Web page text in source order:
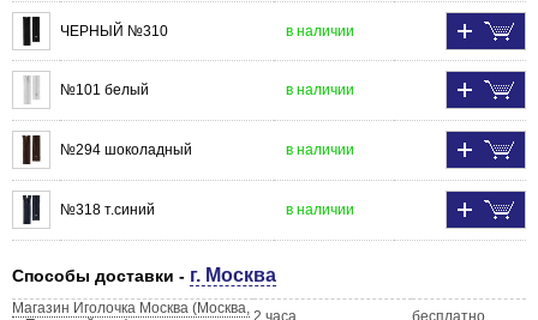
ЧЕРНЫЙ №310 в наличии
№101 белый в наличии
№294 шоколадный в наличии
№318 т.синий в наличии
Способы доставки - г. Москва
Магазин Иголочка Москва (Москва,